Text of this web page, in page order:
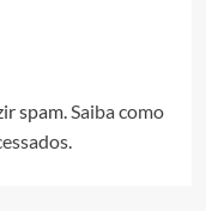
spam. Saiba como
.